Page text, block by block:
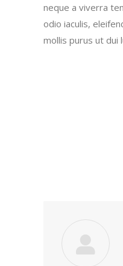
neque a viverra
odio iaculis,
mollis purus ut dui